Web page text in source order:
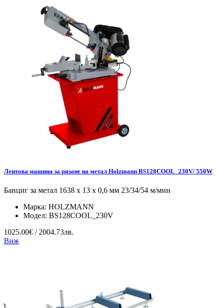
Лентова машина за рязане на метал Holzmann BS128COOL_230V/ 550W
Банциг за метал 1638 x 13 x 0,6 мм 23/34/54 м/мин
Марка: HOLZMANN
Модел: BS128COOL_230V
1025.00€ / 2004.73лв.
Виж